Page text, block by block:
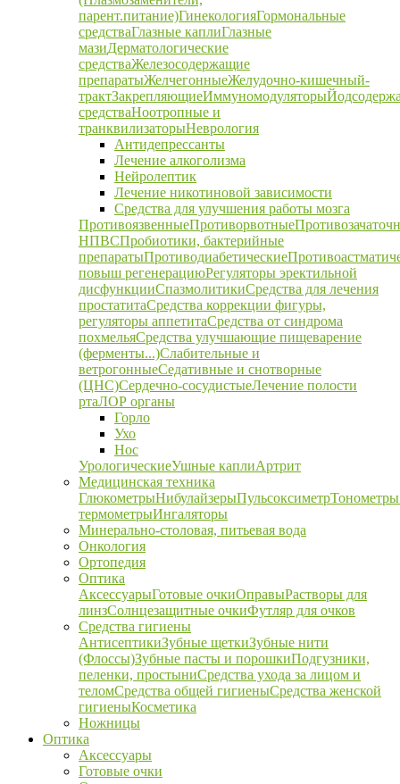
парент.питание)ГинекологияГормональные
средстваГлазные каплиГлазные
мазиДерматологические
средстваЖелезосодержащие
препаратыЖелчегонныеЖелудочно-кишечный-
трактЗакрепляющиеИммуномодуляторы
средстваНоотропные и
транквилизаторыНеврология
Антидепрессанты
Лечение алкоголизма
Нейролептик
Лечение никотиновой зависимости
Средства для улучшения работы мозга
ПротивоязвенныеПротиворвотные
НПВСПробиотики, бактерийные
препаратыПротиводиабетические
повыш регенерациюРегуляторы эректильной
дисфункцииСпазмолитикиСредства для лечения
простатитаСредства коррекции фигуры,
регуляторы аппетитаСредства от синдрома
похмельяСредства улучшающие пищеварение
(ферменты...)Слабительные и
ветрогонныеСедативные и снотворные
(ЦНС)Сердечно-сосудистыеЛечение полости
ртаЛОР органы
Горло
Ухо
Нос
УрологическиеУшные каплиАртрит
Медицинская техника
ГлюкометрыНибулайзерыПульсоксиметрТонометры
термометрыИнгаляторы
Минерально-столовая, питьевая вода
Онкология
Ортопедия
Оптика
АксессуарыГотовые очкиОправыРастворы для
линзСолнцезащитные очкиФутляр для очков
Средства гигиены
АнтисептикиЗубные щеткиЗубные нити
(Флоссы)Зубные пасты и порошкиПодгузники,
пеленки, простыниСредства ухода за лицом и
теломСредства общей гигиеныСредства женской
гигиеныКосметика
Ножницы
Оптика
Аксессуары
Готовые очки